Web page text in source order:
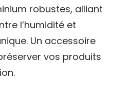
robustes, alliant
l’humidité et
Un accessoire
vos produits